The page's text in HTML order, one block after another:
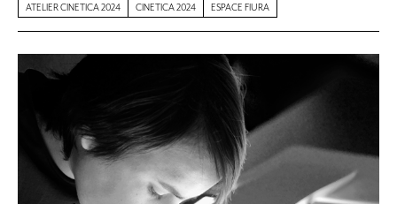
ATELIER CINETICA 2024 CINETICA 2024 ESPACE FIURA